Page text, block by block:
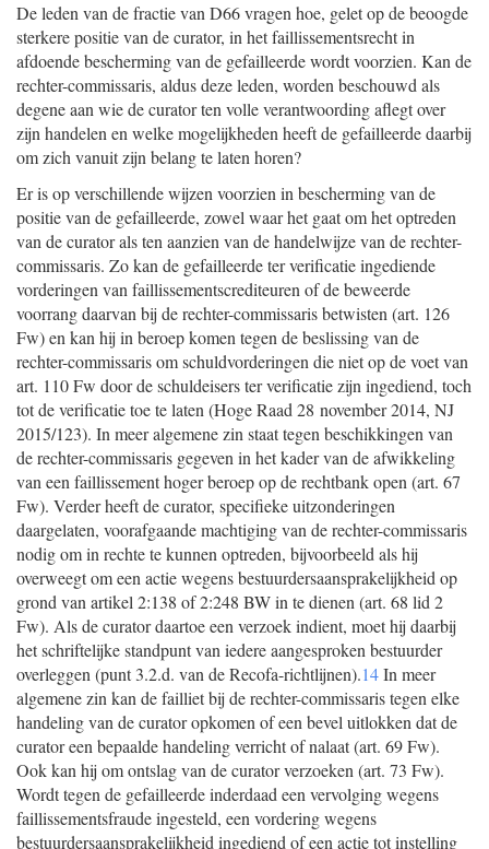
De leden van de fractie van D66 vragen hoe, gelet op de beoogde
sterkere positie van de curator, in het faillissementsrecht in
afdoende bescherming van de gefailleerde wordt voorzien. Kan de
rechter-commissaris, aldus deze leden, worden beschouwd als
degene aan wie de curator ten volle verantwoording aflegt over
zijn handelen en welke mogelijkheden heeft de gefailleerde daarbij
om zich vanuit zijn belang te laten horen?
Er is op verschillende wijzen voorzien in bescherming van de
positie van de gefailleerde, zowel waar het gaat om het optreden
van de curator als ten aanzien van de handelwijze van de rechter-
commissaris. Zo kan de gefailleerde ter verificatie ingediende
vorderingen van faillissementscrediteuren of de beweerde
voorrang daarvan bij de rechter-commissaris betwisten (art. 126
Fw) en kan hij in beroep komen tegen de beslissing van de
rechter-commissaris om schuldvorderingen die niet op de voet van
art. 110 Fw door de schuldeisers ter verificatie zijn ingediend, toch
tot de verificatie toe te laten (Hoge Raad 28 november 2014, NJ
2015/123). In meer algemene zin staat tegen beschikkingen van
de rechter-commissaris gegeven in het kader van de afwikkeling
van een faillissement hoger beroep op de rechtbank open (art. 67
Fw). Verder heeft de curator, specifieke uitzonderingen
daargelaten, voorafgaande machtiging van de rechter-commissaris
nodig om in rechte te kunnen optreden, bijvoorbeeld als hij
overweegt om een actie wegens bestuurdersaansprakelijkheid op
grond van artikel 2:138 of 2:248 BW in te dienen (art. 68 lid 2
Fw). Als de curator daartoe een verzoek indient, moet hij daarbij
het schriftelijke standpunt van iedere aangesproken bestuurder
overleggen (punt 3.2.d. van de Recofa-richtlijnen).14In meer
algemene zin kan de failliet bij de rechter-commissaris tegen elke
handeling van de curator opkomen of een bevel uitlokken dat de
curator een bepaalde handeling verricht of nalaat (art. 69 Fw).
Ook kan hij om ontslag van de curator verzoeken (art. 73 Fw).
Wordt tegen de gefailleerde inderdaad een vervolging wegens
faillissementsfraude ingesteld, een vordering wegens
bestuurdersaansprakelijkheid ingediend of een actie tot instelling